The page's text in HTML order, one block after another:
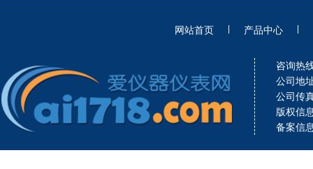
网站首页 产品中心
咨询热
公司地
公司传
版权信
备案信